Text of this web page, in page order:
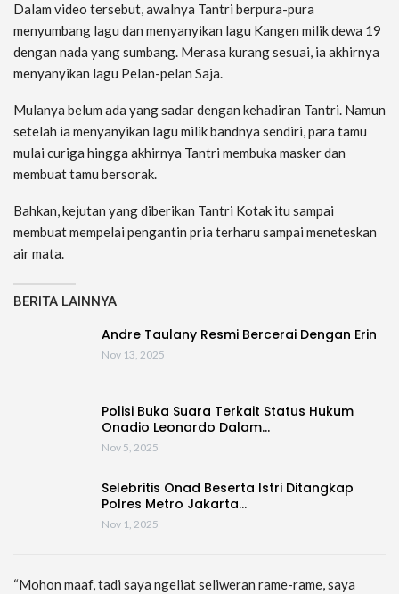
Dalam video tersebut, awalnya Tantri berpura-pura
menyumbang lagu dan menyanyikan lagu Kangen milik dewa 19
dengan nada yang sumbang. Merasa kurang sesuai, ia akhirnya
menyanyikan lagu Pelan-pelan Saja.
Mulanya belum ada yang sadar dengan kehadiran Tantri. Namun
setelah ia menyanyikan lagu milik bandnya sendiri, para tamu
mulai curiga hingga akhirnya Tantri membuka masker dan
membuat tamu bersorak.
Bahkan, kejutan yang diberikan Tantri Kotak itu sampai
membuat mempelai pengantin pria terharu sampai meneteskan
air mata.
BERITA LAINNYA
Andre Taulany Resmi Bercerai Dengan Erin
Nov 13, 2025
Polisi Buka Suara Terkait Status Hukum
Onadio Leonardo Dalam…
Nov 5, 2025
Selebritis Onad Beserta Istri Ditangkap
Polres Metro Jakarta…
Nov 1, 2025
“Mohon maaf, tadi saya ngeliat seliweran rame-rame, saya